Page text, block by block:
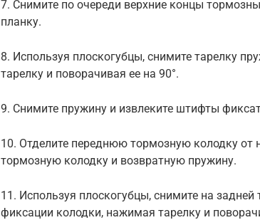
7. Снимите по очереди верхние концы
планку.
8. Используя плоскогубцы, снимите тарелку
тарелку и поворачивая ее на 90°.
9. Снимите пружину и извлеките штифты
10. Отделите переднюю тормозную колодку
тормозную колодку и возвратную пружину.
11. Используя плоскогубцы, снимите на
фиксации колодки, нажимая тарелку и